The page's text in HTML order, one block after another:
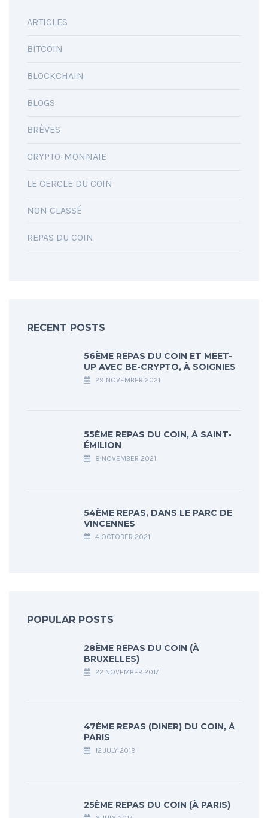
ARTICLES
BITCOIN
BLOCKCHAIN
BLOGS
BRÈVES
CRYPTO-MONNAIE
LE CERCLE DU COIN
NON CLASSÉ
REPAS DU COIN
RECENT POSTS
56ÈME REPAS DU COIN ET MEET-
UP AVEC BE-CRYPTO, À SOIGNIES
29 NOVEMBER 2021
55ÈME REPAS DU COIN, À SAINT-
ÉMILION
8 NOVEMBER 2021
54ÈME REPAS, DANS LE PARC DE
VINCENNES
4 OCTOBER 2021
POPULAR POSTS
28ÈME REPAS DU COIN (À
BRUXELLES)
22 NOVEMBER 2017
47ÈME REPAS (DINER) DU COIN, À
PARIS
12 JULY 2019
25ÈME REPAS DU COIN (À PARIS)